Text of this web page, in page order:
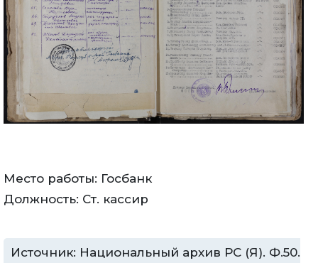
Место работы: Госбанк
Должность: Ст. кассир
Источник: Национальный архив РС (Я). Ф.50.